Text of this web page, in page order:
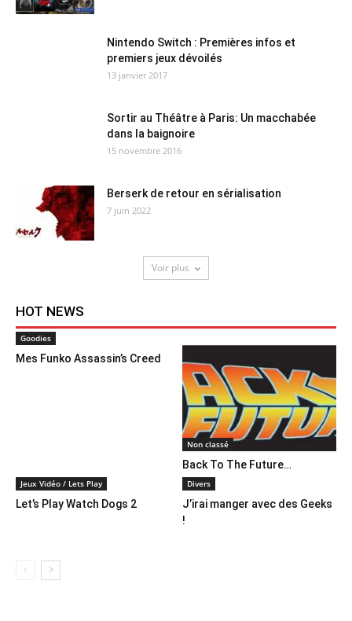
Nintendo Switch : Premières infos et
premiers jeux dévoilés
13 janvier 2017
Sortir au Théâtre à Paris: Un macchabée
dans la baignoire
15 novembre 2016
Berserk de retour en sérialisation
7 juin 2022
Voir plus
HOT NEWS
Goodies
Mes Funko Assassin’s Creed
Non classé
Back To The Future…
Jeux Vidéo / Lets Play
Let’s Play Watch Dogs 2
Divers
J’irai manger avec des Geeks
!